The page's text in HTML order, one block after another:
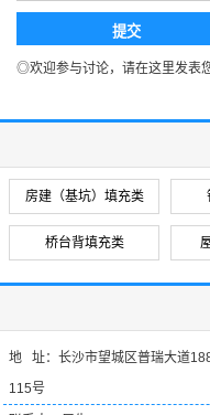
◎欢迎参与讨论，请在这里发表
房建（基坑）填充类
桥台背填充类
地 址：长沙市望城区普瑞大道
115号